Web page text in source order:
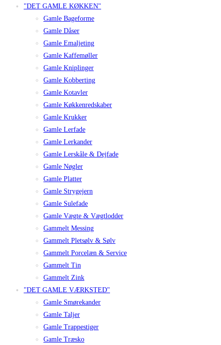
"DET GAMLE KØKKEN"
Gamle Bageforme
Gamle Dåser
Gamle Emaljeting
Gamle Kaffemøller
Gamle Kniplinger
Gamle Kobberting
Gamle Kotavler
Gamle Køkkenredskaber
Gamle Krukker
Gamle Lerfade
Gamle Lerkander
Gamle Lerskåle & Dejfade
Gamle Nøgler
Gamle Platter
Gamle Strygejern
Gamle Sulefade
Gamle Vægte & Vægtlodder
Gammelt Messing
Gammelt Pletsølv & Sølv
Gammelt Porcelæn & Service
Gammelt Tin
Gammelt Zink
"DET GAMLE VÆRKSTED"
Gamle Smørekander
Gamle Taljer
Gamle Trappestiger
Gamle Træsko